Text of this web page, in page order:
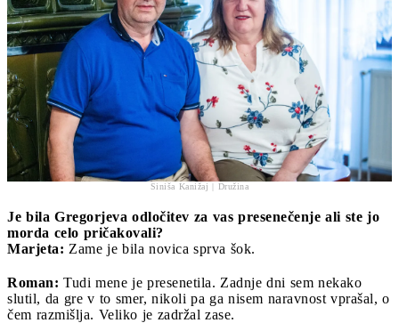
Siniša Kanižaj | Družina
Je bila Gregorjeva odločitev za vas presenečenje ali ste jo
morda celo pričakovali?
Marjeta: Zame je bila novica sprva šok.
Roman: Tudi mene je presenetila. Zadnje dni sem nekako
slutil, da gre v to smer, nikoli pa ga nisem naravnost vprašal, o
čem razmišlja. Veliko je zadržal zase.